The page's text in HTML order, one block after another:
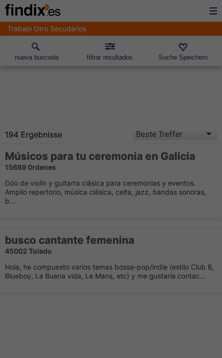
Trabajo Otro Secudarios
nueva busceda filtrar resultados Suche Speichern
194 Ergebnisse
Músicos para tu ceremonia en Galicia
15689 0rdenes
Dúo de violín y guitarra clásica para ceremonias y eventos.
Amplio repertorio, música clásica, celta, jazz, bandas sonoras,
b...
busco cantante femenina
45002 Toledo
Hola, he compuesto varios temas bossa-pop/indie (estilo Club 8,
Blueboy, La Buena vida, Le Mans, etc) y me gustaría contac...